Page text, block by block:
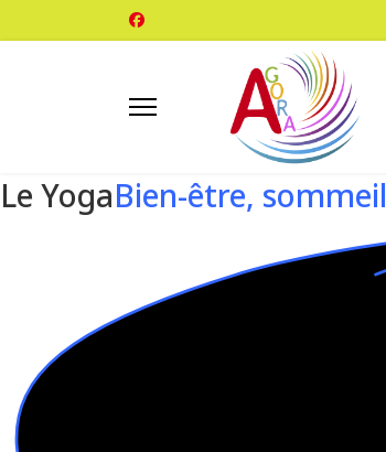
Le YogaBien-être, sommeil